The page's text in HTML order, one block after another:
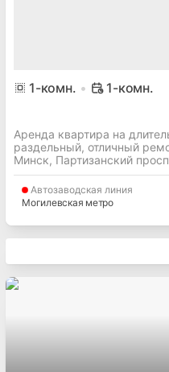
1-комн. 1-комн.
Аренда квартира на
раздельный, отличный
Минск, Партизанский просп
Автозаводская линия
Могилевская метро